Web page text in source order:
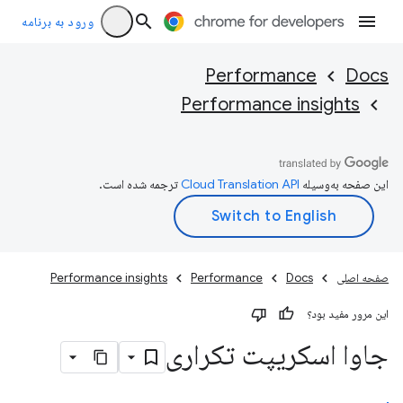
ورود به برنامه
Docs
Performance
Performance insights
این صفحه به‌وسیله ترجمه شده است.
صفحه اصلی Docs
Performance
Performance insights
این مرور مفید بود؟
جاوا اسکریپت تکراری